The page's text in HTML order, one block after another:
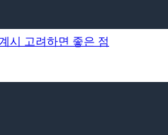
시 고려하면 좋은 점